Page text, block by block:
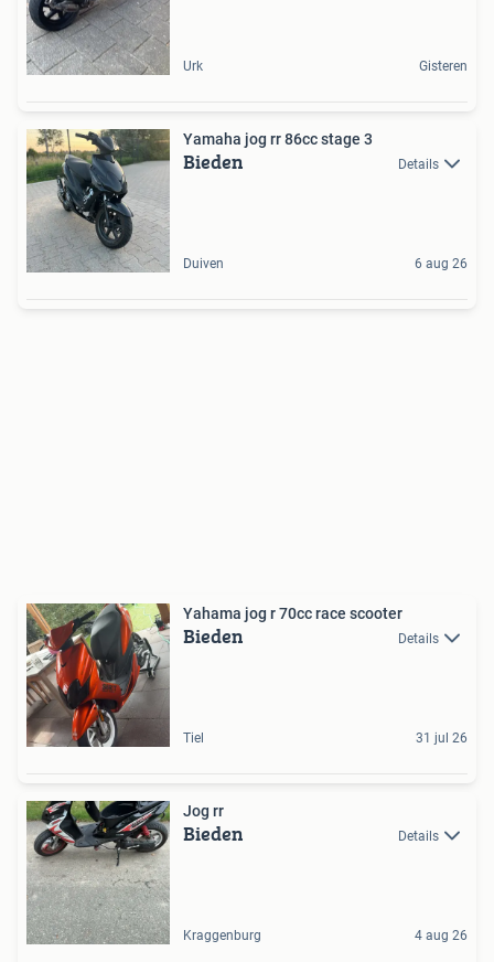
Urk Gisteren
Yamaha jog rr 86cc stage 3
Bieden Details
Duiven 6 aug 26
Yahama jog r 70cc race scooter
Bieden Details
Tiel 31 jul 26
Jog rr
Bieden Details
Kraggenburg 4 aug 26